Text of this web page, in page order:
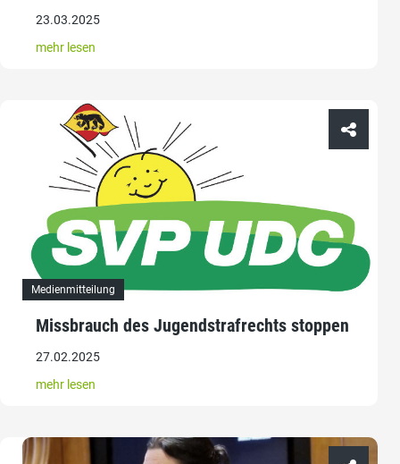
23.03.2025
mehr lesen
Medienmitteilung
Missbrauch des Jugendstrafrechts stoppen
27.02.2025
mehr lesen